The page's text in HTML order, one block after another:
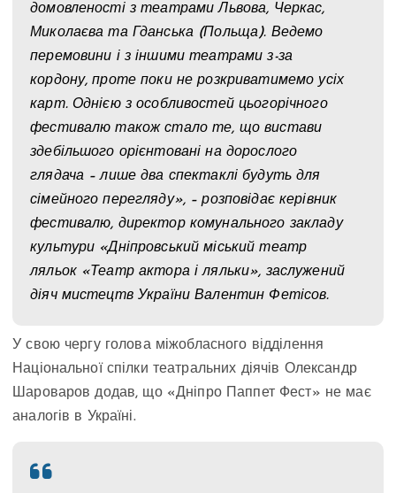
домовленості з театрами Львова, Черкас,
Миколаєва та Гданська (Польща). Ведемо
перемовини і з іншими театрами з-за
кордону, проте поки не розкриватимемо усіх
карт. Однією з особливостей цьогорічного
фестивалю також стало те, що вистави
здебільшого орієнтовані на дорослого
глядача – лише два спектаклі будуть для
сімейного перегляду», – розповідає керівник
фестивалю, директор комунального закладу
культури «Дніпровський міський театр
ляльок «Театр актора і ляльки», заслужений
діяч мистецтв України Валентин Фетісов.
У свою чергу голова міжобласного відділення
Національної спілки театральних діячів Олександр
Шароваров додав, що «Дніпро Паппет Фест» не має
аналогів в Україні.